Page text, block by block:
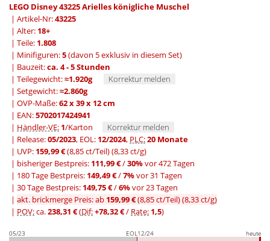
LEGO Disney 43225 Arielles königliche Muschel
| Artikel-Nr:43225
| Alter: 18+
| Teile: 1.808
| Minifiguren:5(davon 5 exklusiv in diesem Set)
| Bauzeit:ca. 4 - 5 Stunden
| Teilegewicht:≈1.920g
Korrektur melden
| Setgewicht:≈2.860g
| OVP-Maße:62 x 39 x 12 cm
| EAN:5702017424941
| Händler-VE: 1/Karton
Korrektur melden
| Release:05/2023, EOL: 12/2024, PLC:20 Monate
| UVP: 159,99 €(8,85 ct/Teil)(8,33 ct/g)
| bisheriger Bestpreis: 111,99 €/30%vor 472 Tagen
| 180 Tage Bestpreis: 149,49 €/7%vor 31 Tagen
| 30 Tage Bestpreis: 149,75 €/6%vor 23 Tagen
| akt. brickmerge Preis: ab 159,99 €(8,85 ct/Teil)(8,33 ct/g)
| POV:ca.238,31 €(Dif:+78,32 €/ Rate: 1,5)
05/23 EOL 12/24
heute